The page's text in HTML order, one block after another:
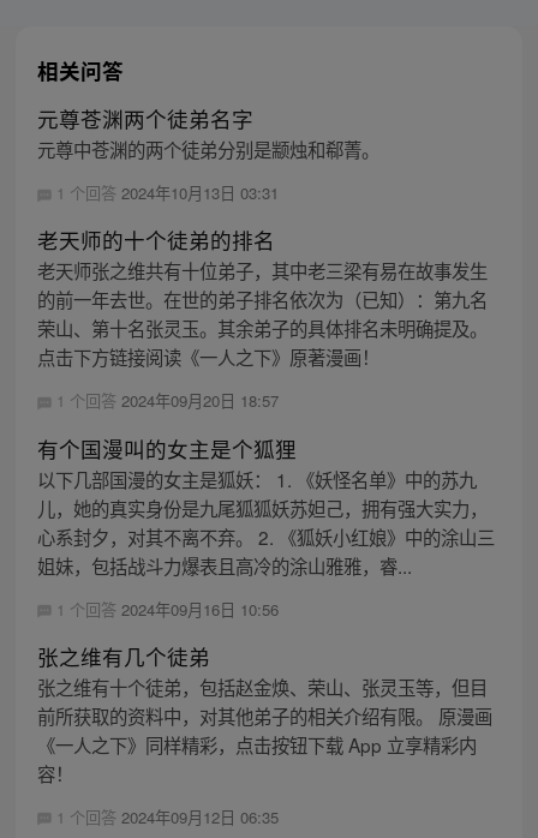
相关问答
元尊苍渊两个徒弟名字
元尊中苍渊的两个徒弟分别是颛烛和郗菁。
1 个回答 2024年10月13日 03:31
老天师的十个徒弟的排名
老天师张之维共有十位弟子，其中老三梁有易在故事发生
的前一年去世。在世的弟子排名依次为（已知）：第九名
荣山、第十名张灵玉。其余弟子的具体排名未明确提及。
点击下方链接阅读《一人之下》原著漫画！
1 个回答 2024年09月20日 18:57
有个国漫叫的女主是个狐狸
以下几部国漫的女主是狐妖： 1. 《妖怪名单》中的苏九
儿，她的真实身份是九尾狐狐妖苏妲己，拥有强大实力，
心系封夕，对其不离不弃。 2. 《狐妖小红娘》中的涂山三
姐妹，包括战斗力爆表且高冷的涂山雅雅，睿...
1 个回答 2024年09月16日 10:56
张之维有几个徒弟
张之维有十个徒弟，包括赵金焕、荣山、张灵玉等，但目
前所获取的资料中，对其他弟子的相关介绍有限。 原漫画
《一人之下》同样精彩，点击按钮下载 App 立享精彩内
容！
1 个回答 2024年09月12日 06:35